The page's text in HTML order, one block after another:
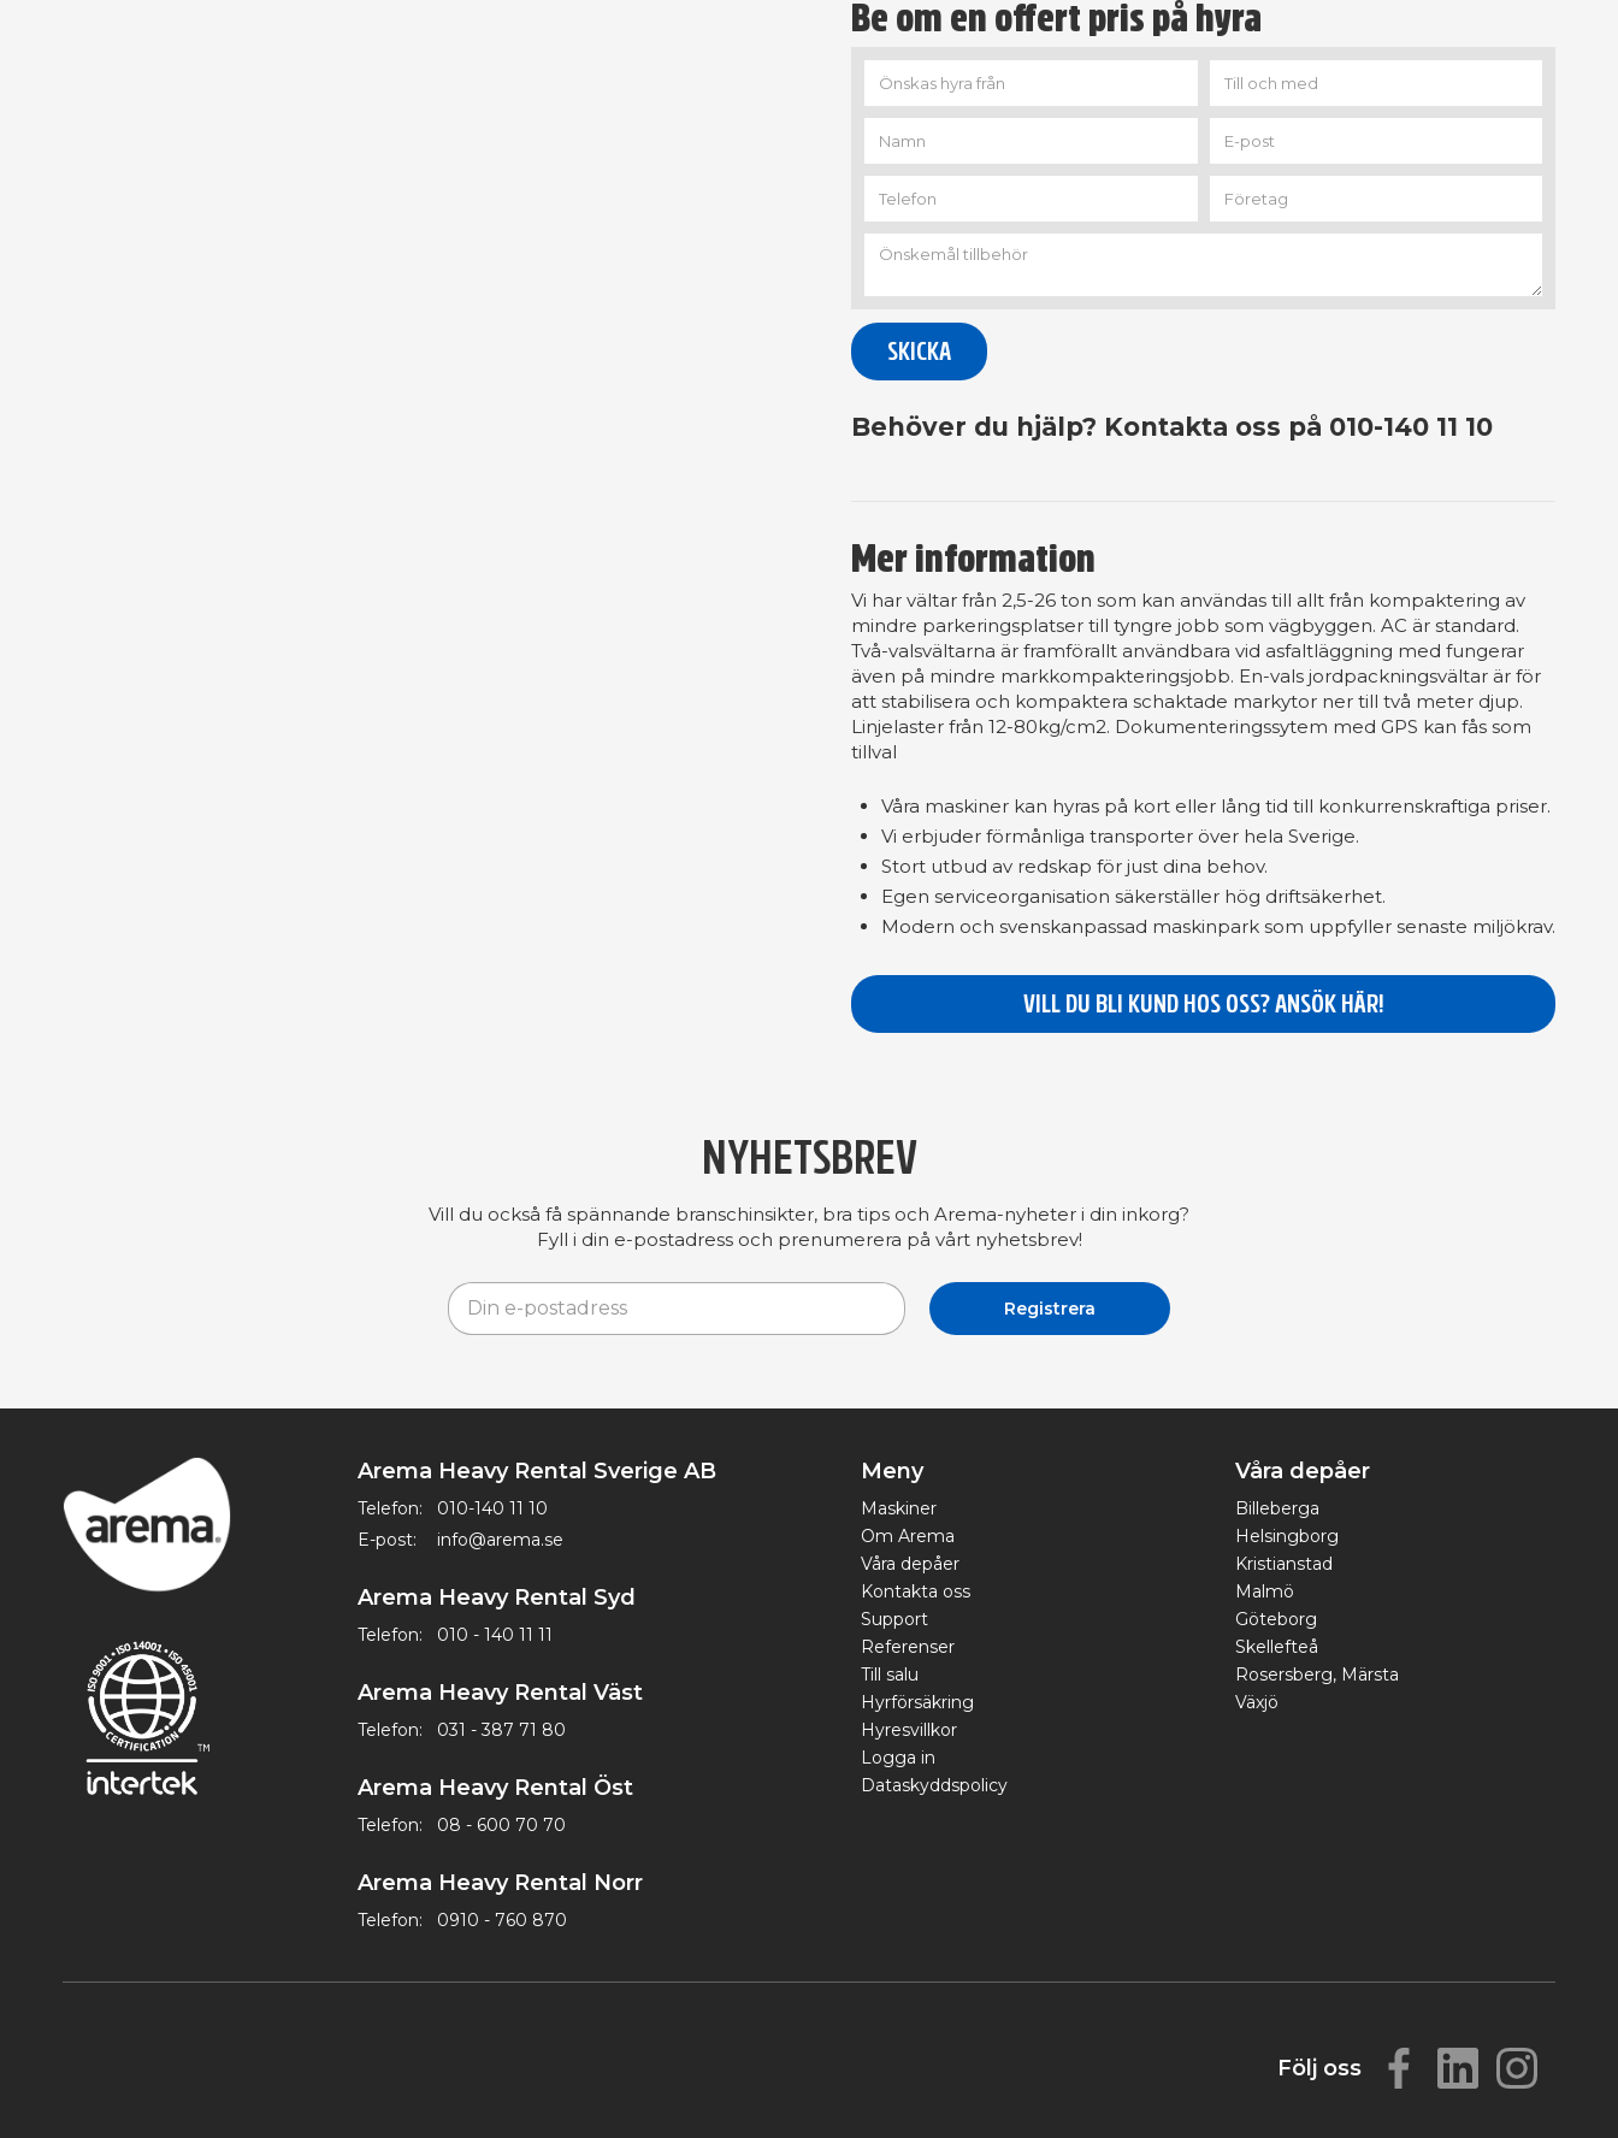
Be om en offert pris på hyra
Behöver du hjälp? Kontakta oss på 010-140 11 10
Mer information
Vi har vältar från 2,5-26 ton som kan användas till allt från kompaktering av
mindre parkeringsplatser till tyngre jobb som vägbyggen. AC är standard.
Två-valsvältarna är framförallt användbara vid asfaltläggning med fungerar
även på mindre markkompakteringsjobb. En-vals jordpackningsvältar är för
att stabilisera och kompaktera schaktade markytor ner till två meter djup.
Linjelaster från 12-80kg/cm2. Dokumenteringssytem med GPS kan fås som
tillval
Våra maskiner kan hyras på kort eller lång tid till konkurrenskraftiga priser.
Vi erbjuder förmånliga transporter över hela Sverige.
Stort utbud av redskap för just dina behov.
Egen serviceorganisation säkerställer hög driftsäkerhet.
Modern och svenskanpassad maskinpark som uppfyller senaste miljökrav.
VILL DU BLI KUND HOS OSS? ANSÖK HÄR!
NYHETSBREV
Vill du också få spännande branschinsikter, bra tips och Arema-nyheter i din inkorg?
Fyll i din e-postadress och prenumerera på vårt nyhetsbrev!
Arema Heavy Rental Sverige AB
Telefon:
010-140 11 10
E-post:
info@arema.se
Arema Heavy Rental Syd
Telefon: 010 - 140 11 11
Arema Heavy Rental Väst
Telefon: 031 - 387 71 80
Arema Heavy Rental Öst
Telefon: 08 - 600 70 70
Arema Heavy Rental Norr
Telefon: 0910 - 760 870
Meny
Maskiner
Om Arema
Våra depåer
Kontakta oss
Support
Referenser
Till salu
Hyrförsäkring
Hyresvillkor
Logga in
Dataskyddspolicy
Våra depåer
Billeberga
Helsingborg
Kristianstad
Malmö
Göteborg
Skellefteå
Rosersberg, Märsta
Växjö
Följ oss